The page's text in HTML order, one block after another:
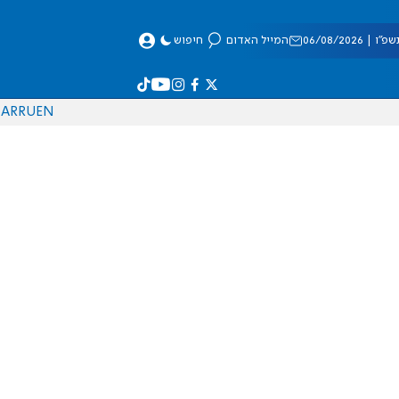
08/2026 המייל האדום חיפוש
EN
RU
AR